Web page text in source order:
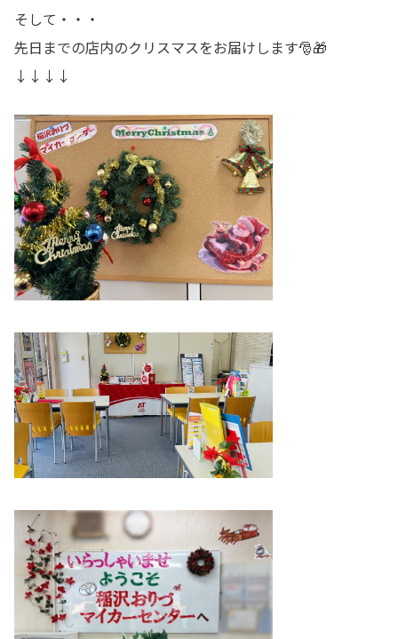
そして・・・
先日までの店内のクリスマスをお届けします🎅🎁
↓↓↓↓